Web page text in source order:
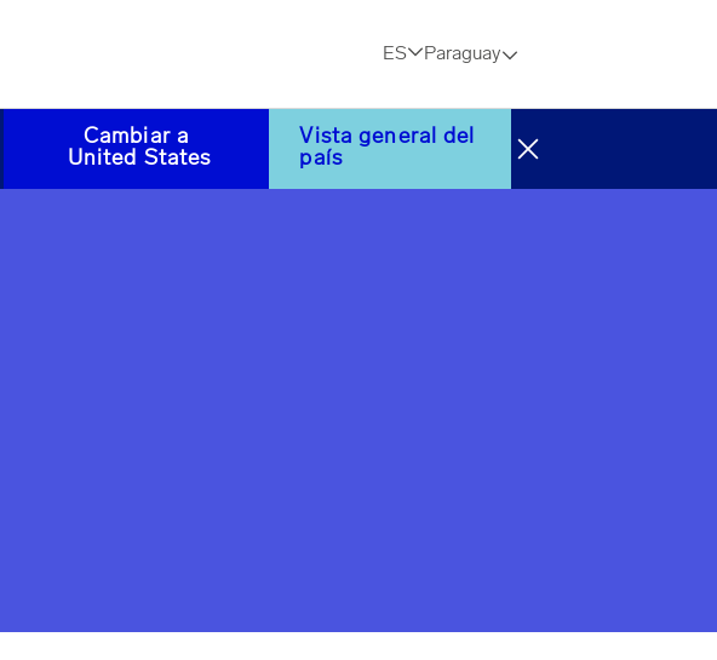
ES Paraguay
Cambiar a
United States
Vista general del
país